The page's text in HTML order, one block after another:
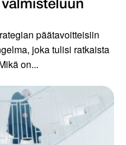
päätavoitteisiin
joka tulisi ratkaista
on...